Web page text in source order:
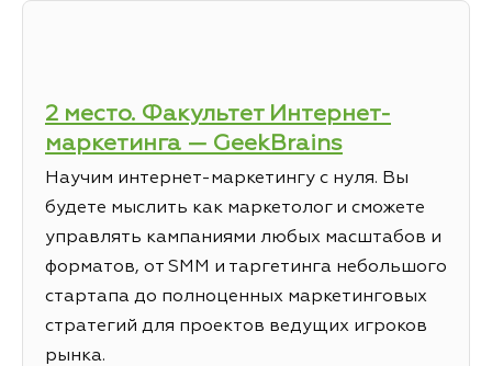
2 место. Факультет Интернет-
маркетинга — GeekBrains
Научим интернет-маркетингу с нуля. Вы
будете мыслить как маркетолог и сможете
управлять кампаниями любых масштабов и
форматов, от SMM и таргетинга небольшого
стартапа до полноценных маркетинговых
стратегий для проектов ведущих игроков
рынка.